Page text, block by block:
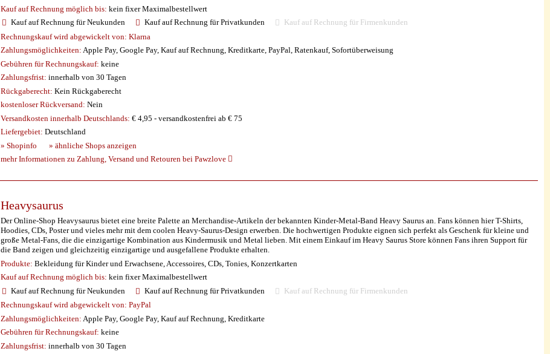
Kauf auf Rechnung möglich bis: kein fixer Maximalbestellwert
Kauf auf Rechnung für Neukunden
Kauf auf Rechnung für Privatkunden
Kauf auf Rechnung für Firmenkunden
Rechnungskauf wird abgewickelt von: Klarna
Zahlungsmöglichkeiten: Apple Pay, Google Pay, Kauf auf Rechnung, Kreditkarte, PayPal, Ratenkauf, Sofortüberweisung
Gebühren für Rechnungskauf: keine
Zahlungsfrist: innerhalb von 30 Tagen
Rückgaberecht: Kein Rückgaberecht
kostenloser Rückversand: Nein
Versandkosten innerhalb Deutschlands: € 4,95 - versandkostenfrei ab € 75
Liefergebiet: Deutschland
» Shopinfo
» ähnliche Shops anzeigen
mehr Informationen zu Zahlung, Versand und Retouren bei Pawzlove
Heavysaurus
Der Online-Shop Heavysaurus bietet eine breite Palette an Merchandise-Artikeln der bekannten Kinder-Metal-Band Heavy Saurus an. Fans können hier T-Shirts,
Hoodies, CDs, Poster und vieles mehr mit dem coolen Heavy-Saurus-Design erwerben. Die hochwertigen Produkte eignen sich perfekt als Geschenk für kleine und
große Metal-Fans, die die einzigartige Kombination aus Kindermusik und Metal lieben. Mit einem Einkauf im Heavy Saurus Store können Fans ihren Support für
die Band zeigen und gleichzeitig einzigartige und ausgefallene Produkte erhalten.
Produkte: Bekleidung für Kinder und Erwachsene, Accessoires, CDs, Tonies, Konzertkarten
Kauf auf Rechnung möglich bis: kein fixer Maximalbestellwert
Kauf auf Rechnung für Neukunden
Kauf auf Rechnung für Privatkunden
Kauf auf Rechnung für Firmenkunden
Rechnungskauf wird abgewickelt von: PayPal
Zahlungsmöglichkeiten: Apple Pay, Google Pay, Kauf auf Rechnung, Kreditkarte
Gebühren für Rechnungskauf: keine
Zahlungsfrist: innerhalb von 30 Tagen